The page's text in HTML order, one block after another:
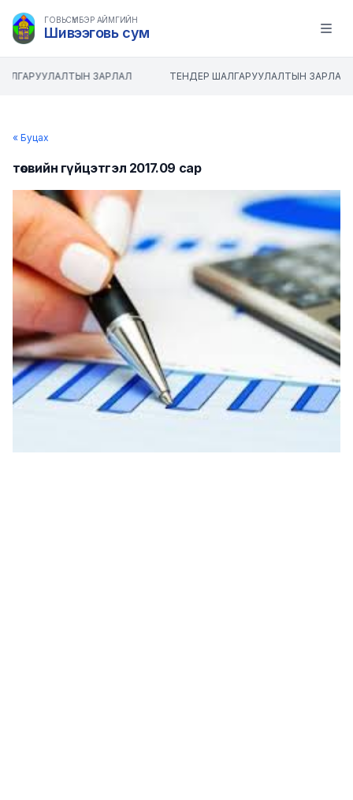
ГОВЬСҮМБЭР АЙМГИЙН
Шивээговь сум Open
ЗАРЛАЛ ТЕНДЕР ШАЛГАРУУЛАЛТЫН ЗАРЛАЛ
« Буцах
төсвийн гүйцэтгэл 2017.09 сар